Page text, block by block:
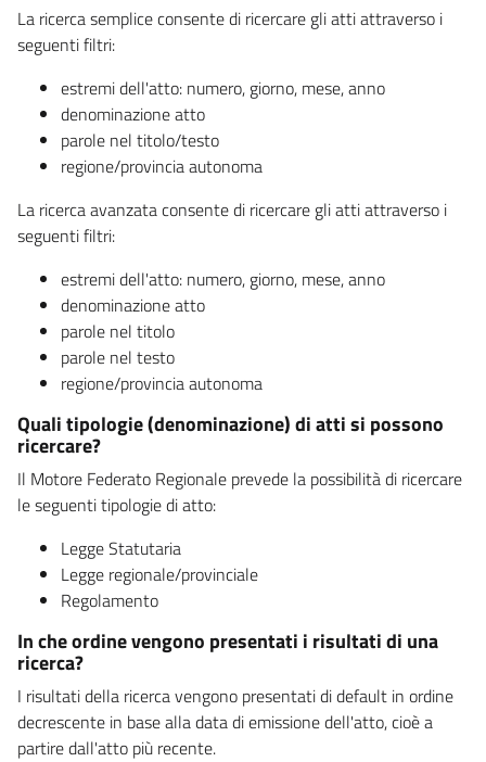
La ricerca semplice consente di ricercare gli atti attraverso i
seguenti filtri:
estremi dell'atto: numero, giorno, mese, anno
denominazione atto
parole nel titolo/testo
regione/provincia autonoma
La ricerca avanzata consente di ricercare gli atti attraverso i
seguenti filtri:
estremi dell'atto: numero, giorno, mese, anno
denominazione atto
parole nel titolo
parole nel testo
regione/provincia autonoma
Quali tipologie (denominazione) di atti si possono
ricercare?
Il Motore Federato Regionale prevede la possibilità di ricercare
le seguenti tipologie di atto:
Legge Statutaria
Legge regionale/provinciale
Regolamento
In che ordine vengono presentati i risultati di una
ricerca?
I risultati della ricerca vengono presentati di default in ordine
decrescente in base alla data di emissione dell'atto, cioè a
partire dall'atto più recente.